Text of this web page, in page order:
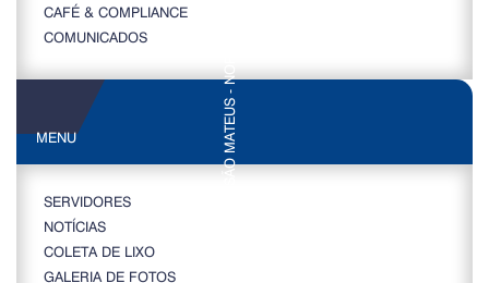
CAFÉ & COMPLIANCE
COMUNICADOS
MENU
SERVIDORES
NOTÍCIAS
COLETA DE LIXO
GALERIA DE FOTOS